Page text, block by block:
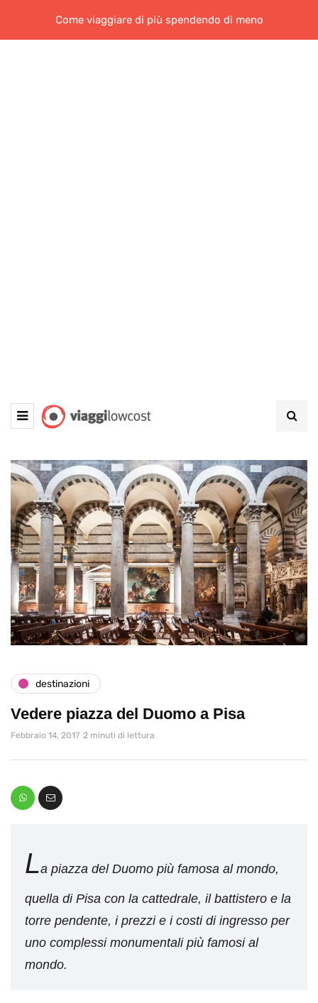
Come viaggiare di più spendendo di meno
destinazioni
Vedere piazza del Duomo a Pisa
Febbraio 14, 2017 2 minuti di lettura
La piazza del Duomo più famosa al mondo,
quella di Pisa con la cattedrale, il battistero e la
torre pendente, i prezzi e i costi di ingresso per
uno complessi monumentali più famosi al
mondo.